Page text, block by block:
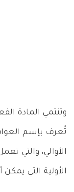
وتنتمي المادة
تُعرف بإسم
الأوالي، والتي
الأولية التي